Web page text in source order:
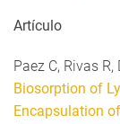
Artículo
Paez C, Rivas
Biosorption of
Encapsulation